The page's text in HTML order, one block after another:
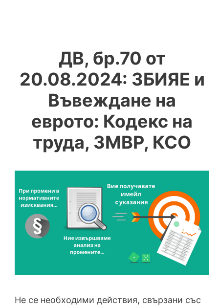
ДВ, бр.70 от
20.08.2024: ЗБИЯЕ и
Въвеждане на
еврото: Кодекс на
труда, ЗМВР, КСО
Не се необходими действия, свързани със